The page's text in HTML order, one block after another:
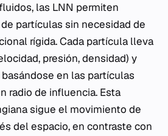
las LNN permiten
partículas sin necesidad de
rígida. Cada partícula lleva
presión, densidad) y
en las partículas
radio de influencia. Esta
sigue el movimiento de
del espacio, en contraste con